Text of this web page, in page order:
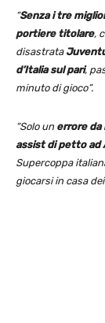
“Senza i tre
portiere titolare,
disastrata
d’Italia sul pari,
minuto di gioco”.
“Solo un errore da
assist di petto ad
Supercoppa
giocarsi in casa